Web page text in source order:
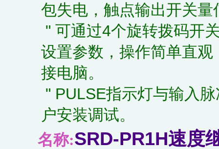
包失电，触点输出开关
" 可通过4个旋转拨码开
设置参数，操作简单直
接电脑。
" PULSE指示灯与输入
户安装调试。
名称:SRD-PR1H速度